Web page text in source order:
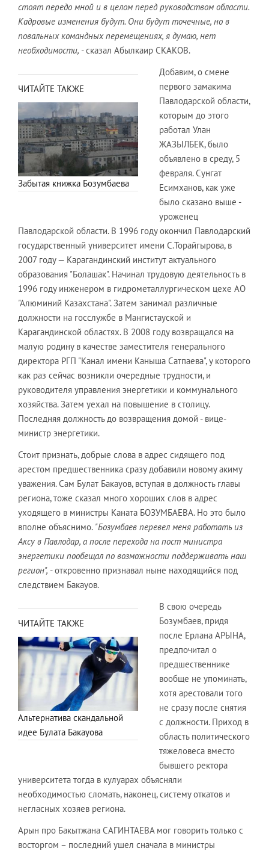
стоят передо мной и в целом перед руководством области.
Кадровые изменения будут. Они будут точечные, но в
повальных командных перемещениях, я думаю, нет
необходимости, - сказал Абылкаир СКАКОВ.
ЧИТАЙТЕ ТАКЖЕ
Забытая книжка Бозумбаева
Добавим, о смене
первого замакима
Павлодарской области,
которым до этого
работал Улан
ЖАЗЫЛБЕК, было
объявлено в среду, 5
февраля. Сунгат
Есимханов, как уже
было сказано выше -
уроженец
Павлодарской области. В 1996 году окончил Павлодарский
государственный университет имени С.Торайгырова, в
2007 году — Карагандинский институт актуального
образования "Болашак". Начинал трудовую деятельность в
1996 году инженером в гидрометаллургическом цехе АО
"Алюминий Казахстана". Затем занимал различные
должности на госслужбе в Мангистауской и
Карагандинской областях. В 2008 году возвращался на
малую родину в качестве заместителя генерального
директора РГП "Канал имени Каныша Сатпаева", у которого
как раз сейчас возникли очередные трудности, и
руководителя управления энергетики и коммунального
хозяйства. Затем уехал на повышение в столицу.
Последняя должность до возвращения домой - вице-
министр энергетики.
Стоит признать, добрые слова в адрес сидящего под
арестом предшественника сразу добавили новому акиму
уважения. Сам Булат Бакауов, вступая в должность главы
региона, тоже сказал много хороших слов в адрес
уходящего в министры Каната БОЗУМБАЕВА. Но это было
вполне объяснимо. "Бозумбаев перевел меня работать из
Аксу в Павлодар, а после перехода на пост министра
энергетики пообещал по возможности поддерживать наш
регион", - откровенно признавал ныне находящийся под
следствием Бакауов.
ЧИТАЙТЕ ТАКЖЕ
Альтернатива скандальной
идее Булата Бакауова
В свою очередь
Бозумбаев, придя
после Ерлана АРЫНА,
предпочитал о
предшественнике
вообще не упоминать,
хотя арестовали того
не сразу после снятия
с должности. Приход в
область политического
тяжеловеса вместо
бывшего ректора
университета тогда в кулуарах объясняли
необходимостью сломать, наконец, систему откатов и
негласных хозяев региона.
Арын про Бакытжана САГИНТАЕВА мог говорить только с
восторгом – последний ушел сначала в министры